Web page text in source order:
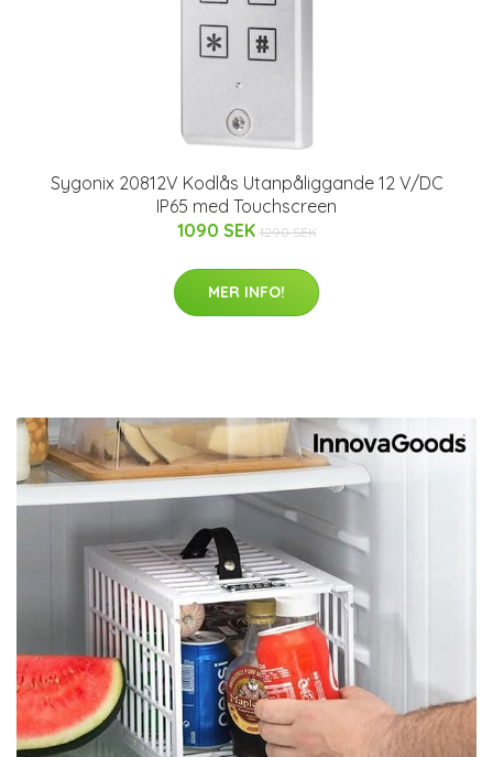
Sygonix 20812V Kodlås Utanpåliggande 12 V/DC
IP65 med Touchscreen
1090 SEK 1290 SEK
MER INFO!